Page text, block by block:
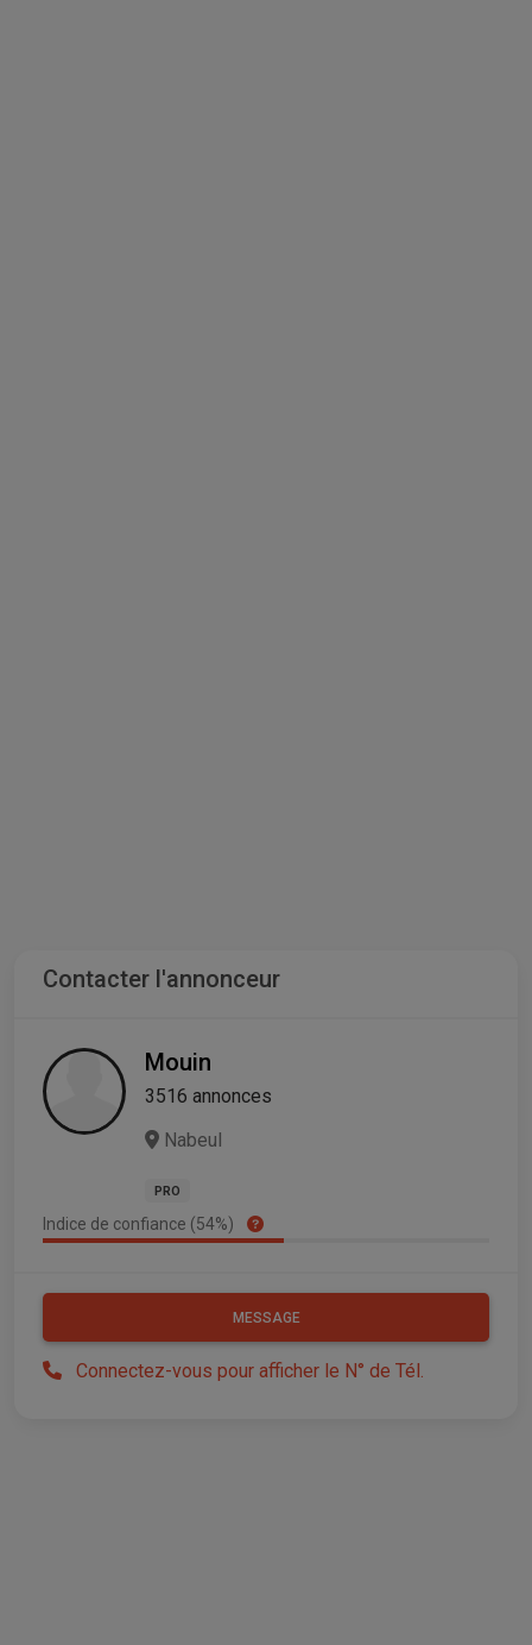
Contacter l'annonceur
Mouin
3516 annonces
Nabeul
PRO
Indice de confiance (54%)
MESSAGE
Connectez-vous pour afficher le N° de Tél.